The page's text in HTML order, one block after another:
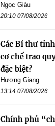
Ngọc Giàu
20:10 07/08/2026
Các Bí thư
cơ chế trao
đặc biệt?
Hương Giang
13:14 07/08/2026
Chính phủ